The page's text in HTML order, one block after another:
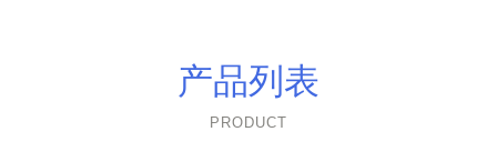
产品列表
PRODUCT